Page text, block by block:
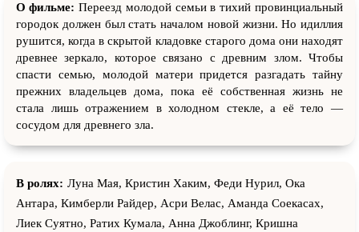
О фильме: Переезд молодой семьи в тихий провинциальный
городок должен был стать началом новой жизни. Но идиллия
рушится, когда в скрытой кладовке старого дома они находят
древнее зеркало, которое связано с древним злом. Чтобы
спасти семью, молодой матери придется разгадать тайну
прежних владельцев дома, пока её собственная жизнь не
стала лишь отражением в холодном стекле, а её тело —
сосудом для древнего зла.
В ролях: Луна Мая, Кристин Хаким, Феди Нурил, Ока
Антара, Кимберли Райдер, Асри Велас, Аманда Соекасах,
Лиек Суятно, Ратих Кумала, Анна Джоблинг, Кришна